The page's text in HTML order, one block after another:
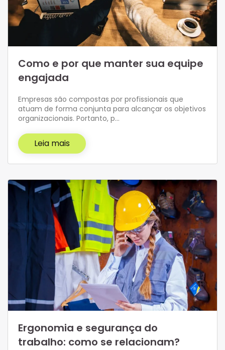
Como e por que manter sua equipe
engajada
Empresas são compostas por profissionais que
atuam de forma conjunta para alcançar os objetivos
organizacionais. Portanto, p…
Leia mais
Ergonomia e segurança do
trabalho: como se relacionam?